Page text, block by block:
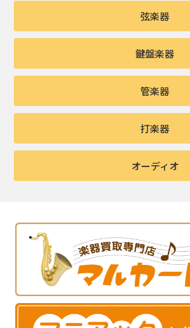
弦楽器
鍵盤楽器
管楽器
打楽器
オーディオ